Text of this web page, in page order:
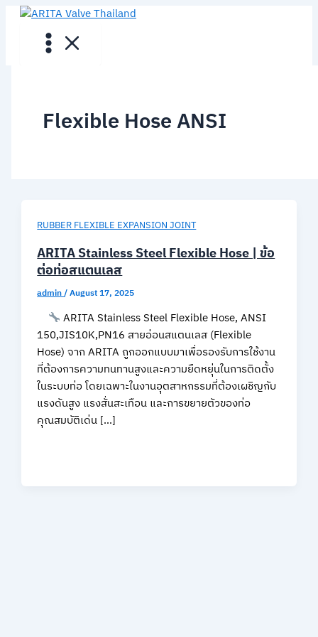
Skip
Flexible Hose ANSI
RUBBER FLEXIBLE EXPANSION JOINT
ARITA Stainless Steel Flexible Hose | ข้อ
ต่อท่อสแตนเลส
admin/August 17, 2025
ARITA Stainless Steel Flexible Hose, ANSI
150,JIS10K,PN16 สายอ่อนสแตนเลส (Flexible
Hose) จาก ARITA ถูกออกแบบมาเพื่อรองรับการใช้งาน
ที่ต้องการความทนทานสูงและความยืดหยุ่นในการติดตั้ง
ในระบบท่อ โดยเฉพาะในงานอุตสาหกรรมที่ต้องเผชิญกับ
แรงดันสูง แรงสั่นสะเทือน และการขยายตัวของท่อ
คุณสมบัติเด่น […]